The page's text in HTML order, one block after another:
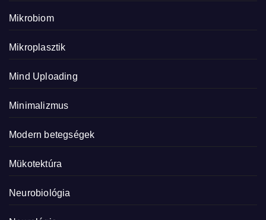
Mikrobiom
Mikroplasztik
Mind Uploading
Minimalizmus
Modern betegségek
Mükotektúra
Neurobiológia